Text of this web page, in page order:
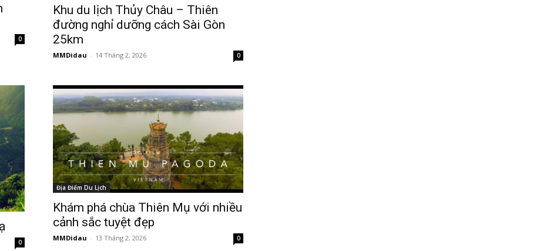
0
Khu du lịch Thủy Châu – Thiên
đường nghỉ dưỡng cách Sài Gòn
25km
MMDidau - 14 Tháng 2, 2026 0
0
Địa Điểm Du Lịch
Khám phá chùa Thiên Mụ với nhiều
cảnh sắc tuyệt đẹp
MMDidau - 13 Tháng 2, 2026 0